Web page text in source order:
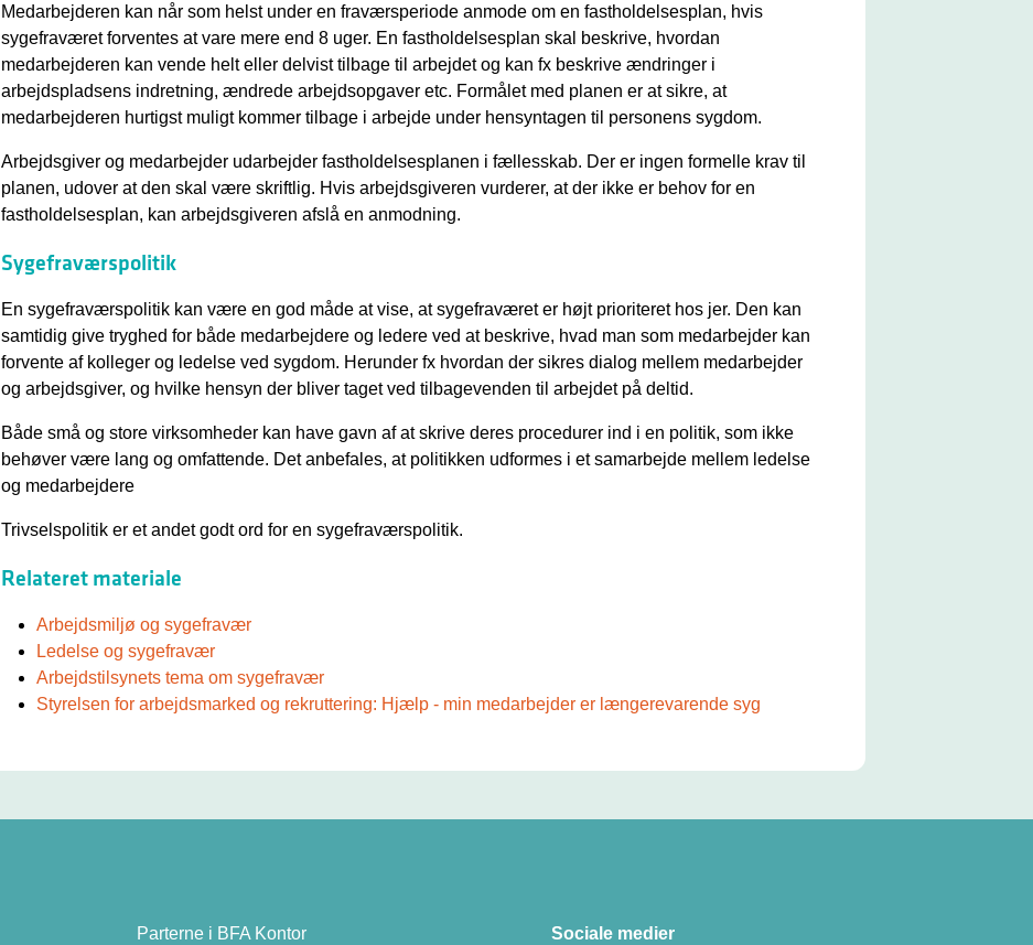
Medarbejderen kan når som helst under en fraværsperiode anmode om en fastholdelsesplan, hvis
sygefraværet forventes at vare mere end 8 uger. En fastholdelsesplan skal beskrive, hvordan
medarbejderen kan vende helt eller delvist tilbage til arbejdet og kan fx beskrive ændringer i
arbejdspladsens indretning, ændrede arbejdsopgaver etc. Formålet med planen er at sikre, at
medarbejderen hurtigst muligt kommer tilbage i arbejde under hensyntagen til personens sygdom.
Arbejdsgiver og medarbejder udarbejder fastholdelsesplanen i fællesskab. Der er ingen formelle krav til
planen, udover at den skal være skriftlig. Hvis arbejdsgiveren vurderer, at der ikke er behov for en
fastholdelsesplan, kan arbejdsgiveren afslå en anmodning.
Sygefraværspolitik
En sygefraværspolitik kan være en god måde at vise, at sygefraværet er højt prioriteret hos jer. Den kan
samtidig give tryghed for både medarbejdere og ledere ved at beskrive, hvad man som medarbejder kan
forvente af kolleger og ledelse ved sygdom. Herunder fx hvordan der sikres dialog mellem medarbejder
og arbejdsgiver, og hvilke hensyn der bliver taget ved tilbagevenden til arbejdet på deltid.
Både små og store virksomheder kan have gavn af at skrive deres procedurer ind i en politik, som ikke
behøver være lang og omfattende. Det anbefales, at politikken udformes i et samarbejde mellem ledelse
og medarbejdere
Trivselspolitik er et andet godt ord for en sygefraværspolitik.
Relateret materiale
Arbejdsmiljø og sygefravær
Ledelse og sygefravær
Arbejdstilsynets tema om sygefravær
Styrelsen for arbejdsmarked og rekruttering: Hjælp - min medarbejder er længerevarende syg
Parterne i BFA Kontor Sociale medier